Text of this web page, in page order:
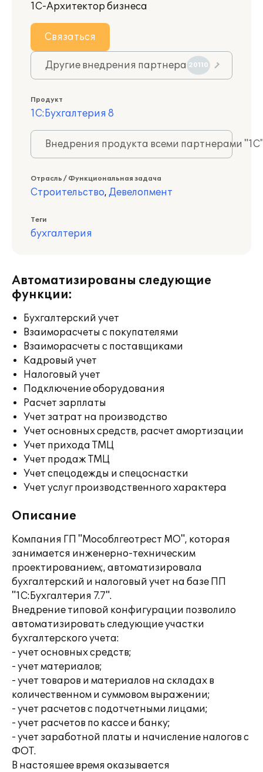
1С-Архитектор бизнеса
Связаться
Другие внедрения партнера 20110
Продукт
1С:Бухгалтерия 8
Внедрения продукта всеми партнерами
Отрасль / Функциональная задача
Строительство, Девелопмент
Теги
бухгалтерия
Автоматизированы следующие
функции:
Бухгалтерский учет
Взаиморасчеты с покупателями
Взаиморасчеты с поставщиками
Кадровый учет
Налоговый учет
Подключение оборудования
Расчет зарплаты
Учет затрат на производство
Учет основных средств, расчет амортизации
Учет прихода ТМЦ
Учет продаж ТМЦ
Учет спецодежды и спецоснастки
Учет услуг производственного характера
Описание
Компания ГП "Мособлгеотрест МО", которая
занимается инженерно-техническим
проектированием;, автоматизировала
бухгалтерский и налоговый учет на базе ПП
"1С:Бухгалтерия 7.7".
Внедрение типовой конфигурации позволило
автоматизировать следующие участки
бухгалтерского учета:
- учет основных средств;
- учет материалов;
- учет товаров и материалов на складах в
количественном и суммовом выражении;
- учет расчетов с подотчетными лицами;
- учет расчетов по кассе и банку;
- учет заработной платы и начисление налогов с
ФОТ.
В настояшее время оказывается